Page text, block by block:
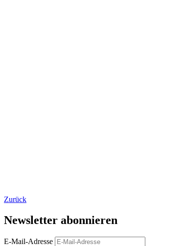
Zurück
Newsletter abonnieren
E-Mail-Adresse